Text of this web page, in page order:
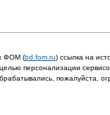
ФОМ (bd.fom.ru) ссылка на
персонализации
пожалуйста,